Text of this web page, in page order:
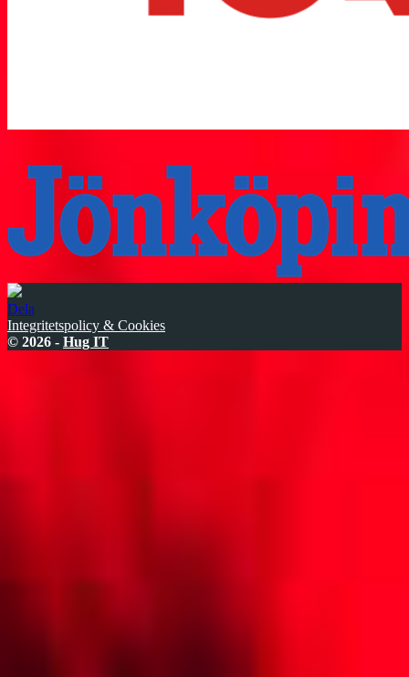
Dela
Integritetspolicy & Cookies
© 2026 - Hug IT